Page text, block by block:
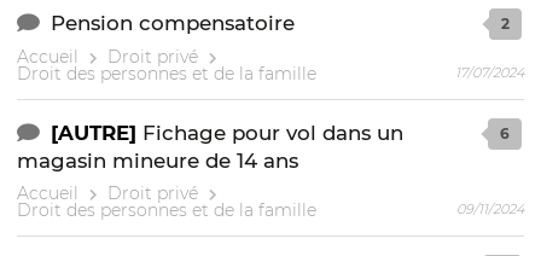
Pension compensatoire
Accueil Droit privé
Droit des personnes et de la famille
2
17/07/2024
[AUTRE] Fichage pour vol dans un
magasin mineure de 14 ans
Accueil Droit privé
Droit des personnes et de la famille
6
09/11/2024